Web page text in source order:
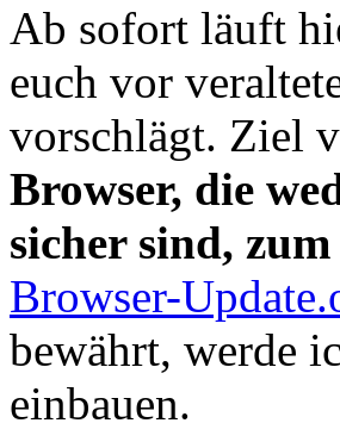
Ab sofort läuft
euch vor
vorschlägt. Ziel
Browser, die
sicher sind,
Browser-
bewährt, werde
einbauen.